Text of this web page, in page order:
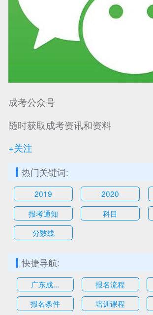
成考公众号
随时获取成考资讯和资料
+关注
热门关键词:
2019 2020
报考通知
科目
分数线
快捷导航:
广东成... 报名流程
报名条件
培训课程